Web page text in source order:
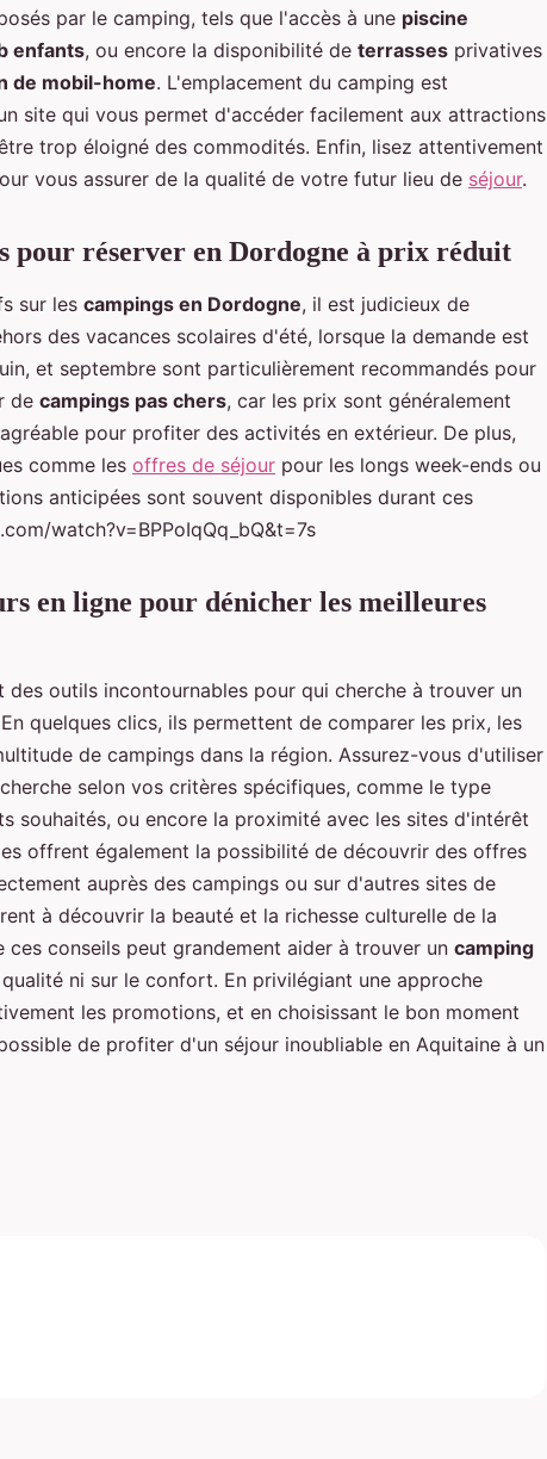
par le camping, tels que l'accès à une piscine
enfants, ou encore la disponibilité de terrasses privatives
de mobil-home. L'emplacement du camping est
site qui vous permet d'accéder facilement aux attractions
trop éloigné des commodités. Enfin, lisez attentivement
vous assurer de la qualité de votre futur lieu de séjour.
pour réserver en Dordogne à prix réduit
sur les campings en Dordogne, il est judicieux de
des vacances scolaires d'été, lorsque la demande est
et septembre sont particulièrement recommandés pour
de campings pas chers, car les prix sont généralement
pour profiter des activités en extérieur. De plus,
comme les offres de séjour pour les longs week-ends ou
anticipées sont souvent disponibles durant ces
watch?v=BPPoIqQq_bQ&t=7s
en ligne pour dénicher les meilleures
des outils incontournables pour qui cherche à trouver un
quelques clics, ils permettent de comparer les prix, les
de campings dans la région. Assurez-vous d'utiliser
selon vos critères spécifiques, comme le type
souhaités, ou encore la proximité avec les sites d'intérêt
offrent également la possibilité de découvrir des offres
auprès des campings ou sur d'autres sites de
à découvrir la beauté et la richesse culturelle de la
ces conseils peut grandement aider à trouver un camping
ni sur le confort. En privilégiant une approche
les promotions, et en choisissant le bon moment
de profiter d'un séjour inoubliable en Aquitaine à un